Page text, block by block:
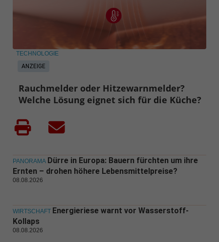
ANZEIGE
TECHNOLOGIE
Rauchmelder oder Hitzewarnmelder?
Welche Lösung eignet sich für die Küche?
PANORAMA Dürre in Europa: Bauern fürchten um ihre
Ernten – drohen höhere Lebensmittelpreise?
08.08.2026
WIRTSCHAFT Energieriese warnt vor Wasserstoff-
Kollaps
08.08.2026